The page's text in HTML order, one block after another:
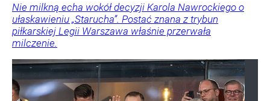
Nie milkną echa wokół decyzji Karola Nawrockiego o
ułaskawieniu „Starucha”. Postać znana z trybun
piłkarskiej Legii Warszawa właśnie przerwała
milczenie.